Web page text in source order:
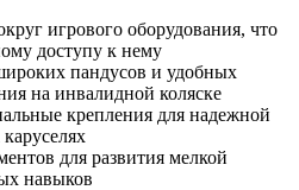
игрового оборудования, что
доступу к нему
пандусов и удобных
на инвалидной коляске
крепления для надежной
для развития мелкой
навыков